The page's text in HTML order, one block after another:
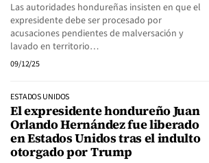
Las autoridades hondureñas insisten en que el
expresidente debe ser procesado por
acusaciones pendientes de malversación y
lavado en territorio…
09/12/25
ESTADOS UNIDOS
El expresidente hondureño Juan
Orlando Hernández fue liberado
en Estados Unidos tras el indulto
otorgado por Trump